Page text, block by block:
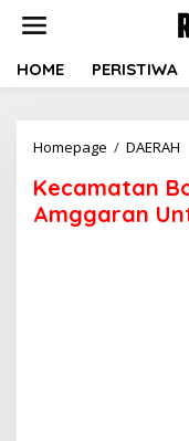
HOME PERISTIWA
Homepage / DAERAH
Kecamatan
Amggaran